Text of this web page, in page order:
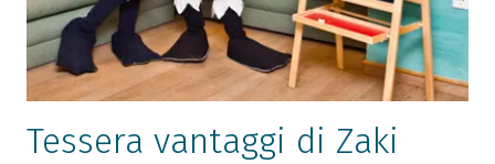
Tessera vantaggi di Zaki